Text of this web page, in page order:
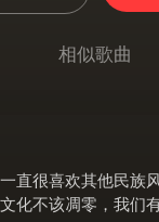
盏油灯灭了人们才
钟声响起我知道我你
慌的孩子留下一首
很多的困惑你带着
相似歌曲
直很喜欢其他民族
化不该凋零，我们